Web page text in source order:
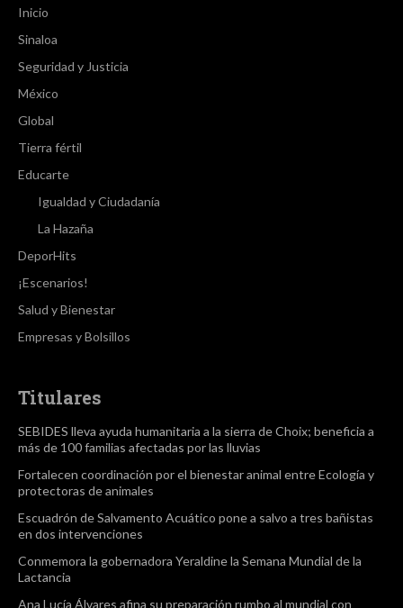
Inicio
Sinaloa
Seguridad y Justicia
México
Global
Tierra fértil
Educarte
Igualdad y Ciudadanía
La Hazaña
DeporHits
¡Escenarios!
Salud y Bienestar
Empresas y Bolsillos
Titulares
SEBIDES lleva ayuda humanitaria a la sierra de Choix; beneficia a
más de 100 familias afectadas por las lluvias
Fortalecen coordinación por el bienestar animal entre Ecología y
protectoras de animales
Escuadrón de Salvamento Acuático pone a salvo a tres bañistas
en dos intervenciones
Conmemora la gobernadora Yeraldine la Semana Mundial de la
Lactancia
Ana Lucía Álvares afina su preparación rumbo al mundial con